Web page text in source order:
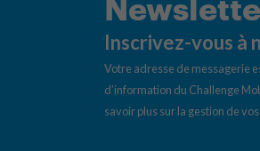
Inscrivez-vous
Votre adresse de messagerie
d’information du Challenge
savoir plus sur la gestion de